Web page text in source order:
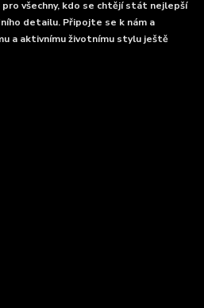
všechny, kdo se chtějí stát nejlepší
detailu. Připojte se k nám a
a aktivnímu životnímu stylu ještě